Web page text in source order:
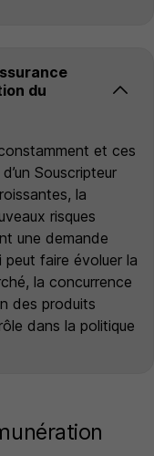
du
et ces
Souscripteur
la
risques
une demande
peut faire évoluer la
la concurrence
des produits
dans la politique